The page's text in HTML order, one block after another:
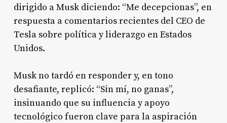
dirigido a Musk diciendo: “Me decepcionas”, en
respuesta a comentarios recientes del CEO de
Tesla sobre política y liderazgo en Estados
Unidos.
Musk no tardó en responder y, en tono
desafiante, replicó: “Sin mí, no ganas”,
insinuando que su influencia y apoyo
tecnológico fueron clave para la aspiración